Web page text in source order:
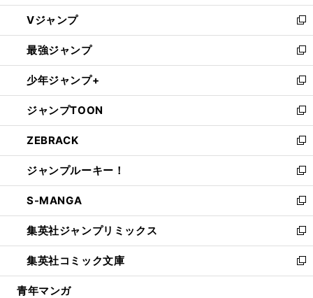
ウ
ィ
ン
ド
ウ
で
開
く
し
い
ウ
ィ
ン
ド
ウ
で
開
く
Vジャンプ
新
し
い
ウ
ィ
ン
ド
ウ
で
開
く
最強ジャンプ
新
し
い
ウ
ィ
ン
ド
ウ
で
開
く
少年ジャンプ+
新
し
い
ウ
ィ
ン
ド
ウ
で
開
く
ジャンプTOON
新
し
い
ウ
ィ
ン
ド
ウ
で
開
く
ZEBRACK
新
し
い
ウ
ィ
ン
ド
ウ
で
開
ジャンプルーキー！
新
し
い
ウ
ィ
ン
ド
ウ
S-MANGA
新
し
い
ウ
ィ
ン
集英社ジャンプリミックス
新
し
い
ウ
集英社コミック文庫
新
し
青年マンガ